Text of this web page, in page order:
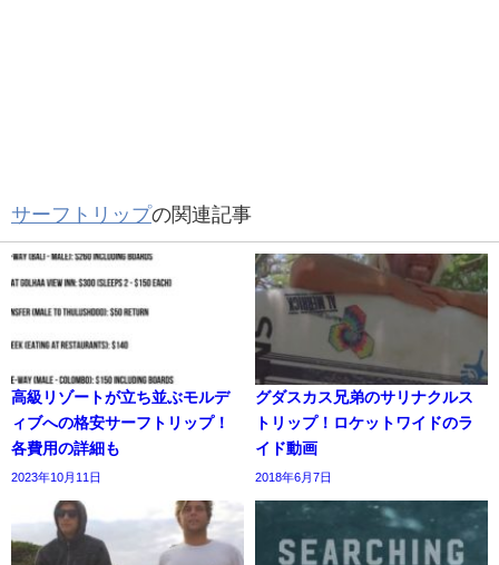
サーフトリップの関連記事
高級リゾートが立ち並ぶモルデ
ィブへの格安サーフトリップ！
各費用の詳細も
2023年10月11日
グダスカス兄弟のサリナクルス
トリップ！ロケットワイドのラ
イド動画
2018年6月7日